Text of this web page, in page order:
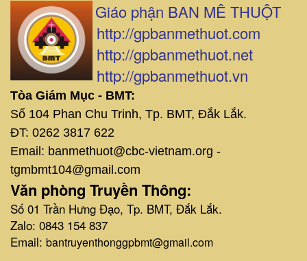
Giáo phận BAN MÊ THUỘT
http://gpbanmethuot.com
http://gpbanmethuot.net
http://gpbanmethuot.vn
Tòa Giám Mục - BMT:
Số 104 Phan Chu Trinh, Tp. BMT, Đắk Lắk.
ĐT: 0262 3817 622
Email: banmethuot@cbc-vietnam.org -
tgmbmt104@gmail.com
Văn phòng Truyền Thông:
Số 01 Trần Hưng Đạo, Tp. BMT, Đắk Lắk.
Zalo: 0843 154 837
Email: bantruyenthonggpbmt@gmail.com